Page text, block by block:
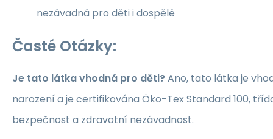
nezávadná pro děti i dospělé
Časté Otázky:
Je tato látka vhodná pro děti?Ano, tato látka je
narození a je certifikována Öko-Tex Standard 100,
bezpečnost a zdravotní nezávadnost.